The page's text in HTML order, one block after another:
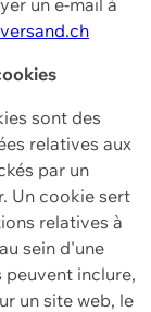
sont des
relatives aux
par un
Un cookie sert
relatives à
sein d'une
inclure,
un site web, le